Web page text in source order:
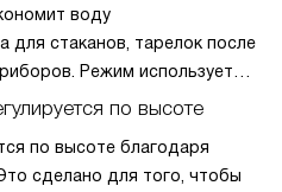
воду
для стаканов, тарелок после
Режим использует
при повышенной
замачивания.
или жирной
программы.
по высоте
по высоте благодаря
сделано для того, чтобы